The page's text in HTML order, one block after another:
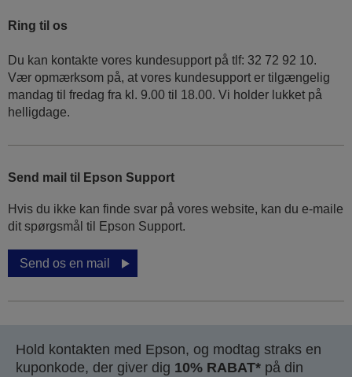
Ring til os
Du kan kontakte vores kundesupport på tlf: 32 72 92 10.
Vær opmærksom på, at vores kundesupport er tilgængelig
mandag til fredag ​​fra kl. 9.00 til 18.00. Vi holder lukket på
helligdage.
Send mail til Epson Support
Hvis du ikke kan finde svar på vores website, kan du e-maile
dit spørgsmål til Epson Support.
Send os en mail
Hold kontakten med Epson, og modtag straks en
kuponkode, der giver dig 10% RABAT* på din